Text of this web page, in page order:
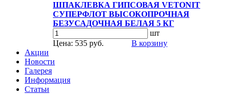
ШПАКЛЕВКА ГИПСОВАЯ VETONIT
СУПЕРФЛОТ ВЫСОКОПРОЧНАЯ
БЕЗУСАДОЧНАЯ БЕЛАЯ 5 КГ
шт
Цена: 535 руб.
В корзину
Акции
Новости
Галерея
Информация
Статьи